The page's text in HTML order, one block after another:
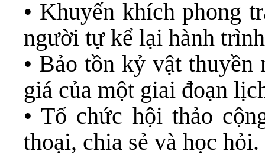
• Khuyến khích phong
người tự kể lại hành
• Bảo tồn kỷ vật
giá của một giai đoạn
• Tổ chức hội thảo
thoại, chia sẻ và học hỏi.